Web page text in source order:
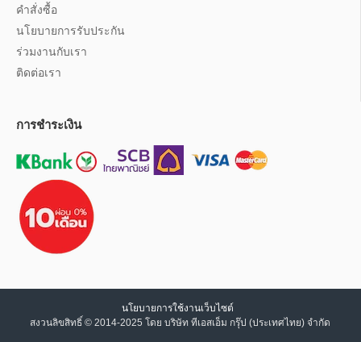
คำสั่งซื้อ
นโยบายการรับประกัน
ร่วมงานกับเรา
ติดต่อเรา
การชำระเงิน
นโยบายการใช้งานเว็บไซต์
สงวนลิขสิทธิ์ © 2014-2025 โดย บริษัท ทีเอสเอ็ม กรุ๊ป (ประเทศไทย) จำกัด